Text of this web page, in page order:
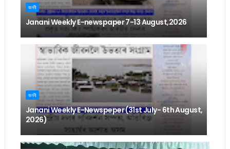
জননী
Janani Weekly E-newspaper 7-13 August,2026
জননী
Janani Weekly E-Newspeper (31st July- 6th August,
2026)